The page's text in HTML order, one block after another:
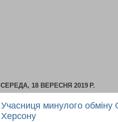
СЕРЕДА, 18 ВЕРЕСНЯ 2019 Р.
Учасниця минулого
Херсону